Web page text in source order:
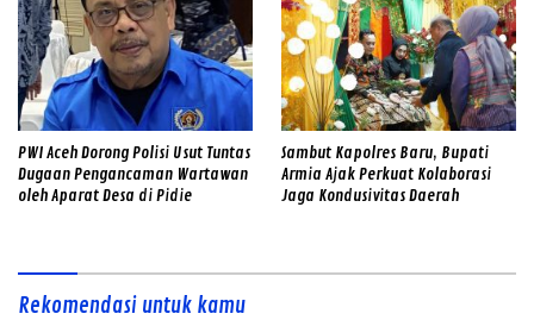
PWI Aceh Dorong Polisi Usut Tuntas
Dugaan Pengancaman Wartawan
oleh Aparat Desa di Pidie
Sambut Kapolres Baru, Bupati
Armia Ajak Perkuat Kolaborasi
Jaga Kondusivitas Daerah
Rekomendasi untuk kamu